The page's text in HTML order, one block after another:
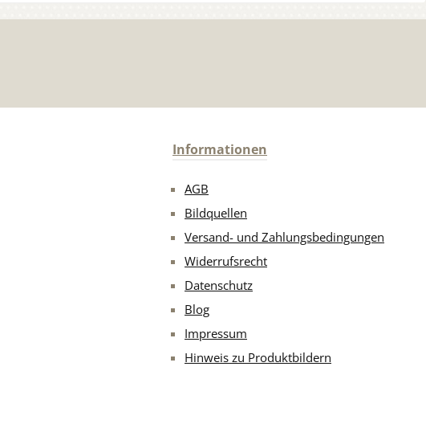
Informationen
AGB
Bildquellen
Versand- und Zahlungsbedingungen
Widerrufsrecht
Datenschutz
Blog
Impressum
Hinweis zu Produktbildern